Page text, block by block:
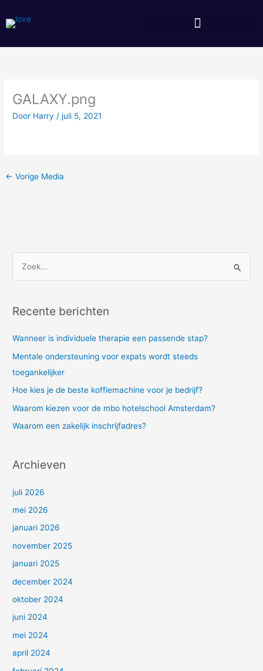
naar
GALAXY.png
Door Harry /juli 5, 2021
← Vorige Media
k
:
Recente berichten
Wanneer is individuele therapie een passende stap?
Mentale ondersteuning voor expats wordt steeds
toegankelijker
Hoe kies je de beste koffiemachine voor je bedrijf?
Waarom kiezen voor de mbo hotelschool Amsterdam?
Waarom een zakelijk inschrijfadres?
Archieven
juli 2026
mei 2026
januari 2026
november 2025
januari 2025
december 2024
oktober 2024
juni 2024
mei 2024
april 2024